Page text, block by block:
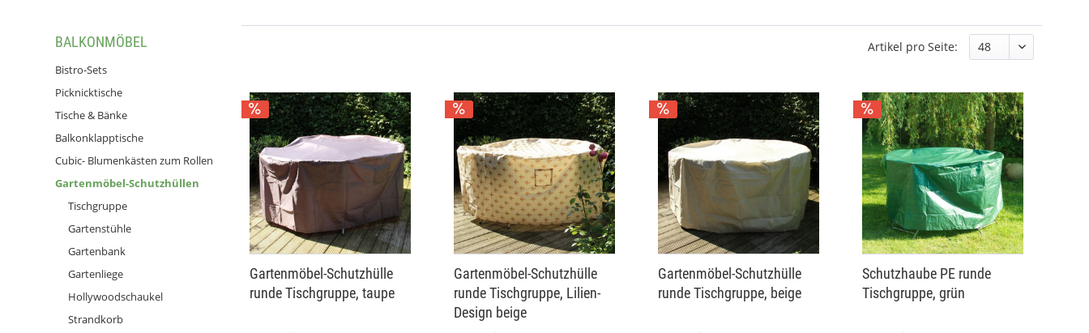
BALKONMÖBEL
Bistro-Sets
Picknicktische
Tische & Bänke
Balkonklapptische
Cubic- Blumenkästen zum Rollen
Gartenmöbel-Schutzhüllen
Tischgruppe
Gartenstühle
Gartenbank
Gartenliege
Hollywoodschaukel
Strandkorb
Artikel pro Seite:
Gartenmöbel-Schutzhülle
runde Tischgruppe, taupe
Gartenmöbel-Schutzhülle
runde Tischgruppe, Lilien-
Design beige
Gartenmöbel-Schutzhülle
runde Tischgruppe, beige
Schutzhaube PE runde
Tischgruppe, grün